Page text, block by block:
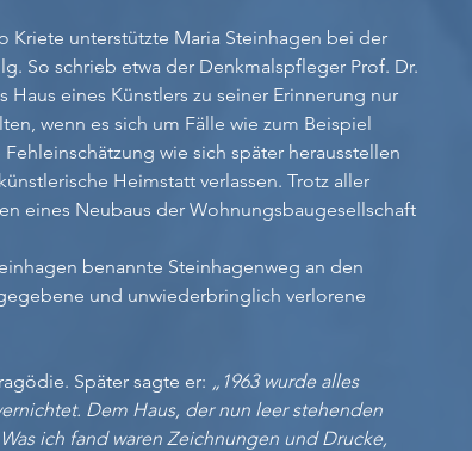
Kriete unterstützte Maria Steinhagen bei der
So schrieb etwa der Denkmalspfleger Prof. Dr.
eines Künstlers zu seiner Erinnerung nur
wenn es sich um Fälle wie zum Beispiel
wie sich später herausstellen
Heimstatt verlassen. Trotz aller
eines Neubaus der Wohnungsbaugesellschaft
benannte Steinhagenweg an den
und unwiederbringlich verlorene
Später sagte er: „1963 wurde alles
Dem Haus, der nun leer stehenden
ich fand waren Zeichnungen und Drucke,